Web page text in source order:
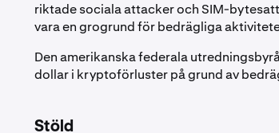
riktade sociala attacker och SIM-
vara en grogrund för bedrägliga
Den amerikanska federala
dollar i kryptoförluster på grund av
Stöld